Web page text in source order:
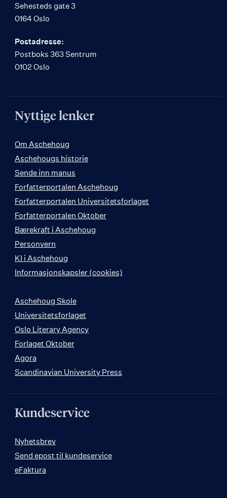
Sehesteds gate 3
0164 Oslo
Postadresse:
Postboks 363 Sentrum
0102 Oslo
Nyttige lenker
Om Aschehoug
Aschehougs historie
Sende inn manus
Forfatterportalen Aschehoug
Forfatterportalen Universitetsforlaget
Forfatterportalen Oktober
Bærekraft i Aschehoug
Personvern
KI i Aschehoug
Informasjonskapsler (cookies)
Aschehoug Skole
Universitetsforlaget
Oslo Literary Agency
Forlaget Oktober
Agora
Scandinavian University Press
Kundeservice
Nyhetsbrev
Send epost til kundeservice
eFaktura